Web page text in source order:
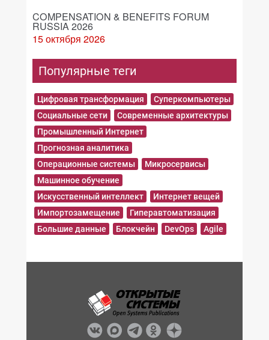
COMPENSATION & BENEFITS FORUM
RUSSIA 2026
15 октября 2026
Популярные теги
Цифровая трансформация
Суперкомпьютеры
Социальные сети
Современные архитектуры
Промышленный Интернет
Прогнозная аналитика
Операционные системы
Микросервисы
Машинное обучение
Искусственный интеллект
Интернет вещей
Импортозамещение
Гиперавтоматизация
Большие данные
Блокчейн DevOps Agile